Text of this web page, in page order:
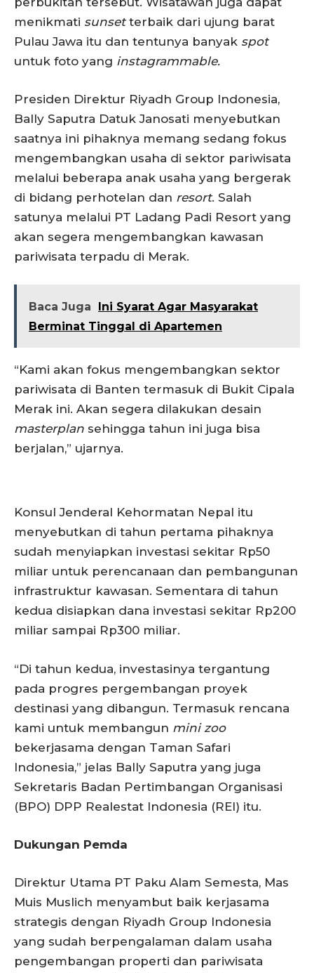
menikmati sunsetterbaik dari ujung barat
Pulau Jawa itu dan tentunya banyak spot
untuk foto yang instagrammable.
Presiden Direktur Riyadh Group Indonesia,
Bally Saputra Datuk Janosati menyebutkan
saatnya ini pihaknya memang sedang fokus
mengembangkan usaha di sektor pariwisata
melalui beberapa anak usaha yang bergerak
di bidang perhotelan dan resort. Salah
satunya melalui PT Ladang Padi Resort yang
akan segera mengembangkan kawasan
pariwisata terpadu di Merak.
Baca Juga
Ini Syarat Agar Masyarakat
Berminat Tinggal di Apartemen
“Kami akan fokus mengembangkan sektor
pariwisata di Banten termasuk di Bukit Cipala
Merak ini. Akan segera dilakukan desain
masterplan sehingga tahun ini juga bisa
berjalan,” ujarnya.
Konsul Jenderal Kehormatan Nepal itu
menyebutkan di tahun pertama pihaknya
sudah menyiapkan investasi sekitar Rp50
miliar untuk perencanaan dan pembangunan
infrastruktur kawasan. Sementara di tahun
kedua disiapkan dana investasi sekitar Rp200
miliar sampai Rp300 miliar.
“Di tahun kedua, investasinya tergantung
pada progres pergembangan proyek
destinasi yang dibangun. Termasuk rencana
kami untuk membangun mini zoo
bekerjasama dengan Taman Safari
Indonesia,” jelas Bally Saputra yang juga
Sekretaris Badan Pertimbangan Organisasi
(BPO) DPP Realestat Indonesia (REI) itu.
Dukungan Pemda
Direktur Utama PT Paku Alam Semesta, Mas
Muis Muslich menyambut baik kerjasama
strategis dengan Riyadh Group Indonesia
yang sudah berpengalaman dalam usaha
pengembangan properti dan pariwisata